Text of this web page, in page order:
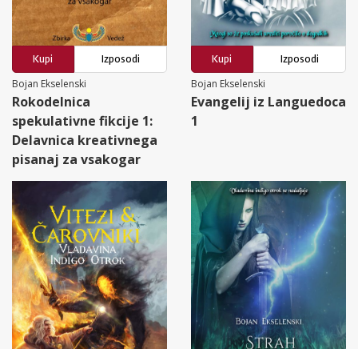
Kupi
Izposodi
Bojan Ekselenski
Rokodelnica
spekulativne fikcije 1:
Delavnica kreativnega
pisanaj za vsakogar
Kupi
Izposodi
Bojan Ekselenski
Evangelij iz Languedoca
1